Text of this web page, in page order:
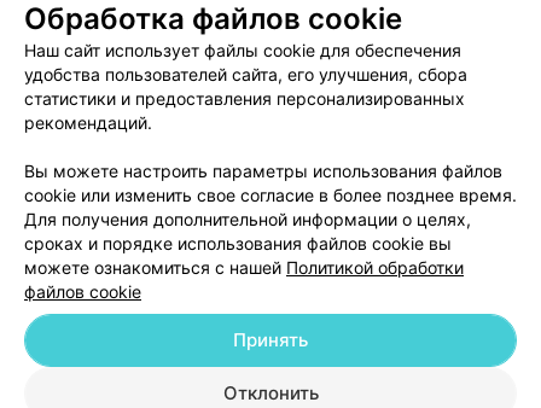
Пользовательское соглашение
Способы оплаты
Вакансии
Партнеры
Написать руководителю 103.by
Обработка персональных данных
© 2026 ООО «Артокс Лаб», УНП 191700409
| 220012, Республика Беларусь,
Обработка файлов cookie
Наш сайт использует файлы cookie для обеспечения
удобства пользователей сайта, его улучшения, сбора
статистики и предоставления персонализированных
рекомендаций.
Вы можете настроить параметры использования файлов
cookie или изменить свое согласие в более позднее время.
Для получения дополнительной информации о целях,
сроках и порядке использования файлов cookie вы
можете ознакомиться с нашей Политикой обработки
файлов cookie
Отклонить
Принять